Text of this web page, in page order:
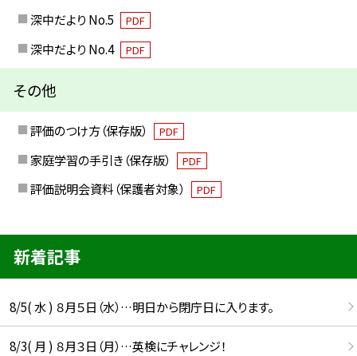
深中だより No.5
PDF
深中だより No.4 PDF
その他
評価のつけ方（保存版） PDF
家庭学習の手引き（保存版） PDF
評価説明会資料（保護者対象） PDF
新着記事
8/5( 水 ) ８月５日（水）…明日から閉庁日に入ります。
8/3( 月 ) ８月３日（月）…英検にチャレンジ！